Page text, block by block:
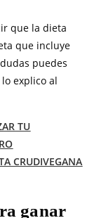
que la dieta
que incluye
puedes
explico al
TU
CRUDIVEGANA
ganar